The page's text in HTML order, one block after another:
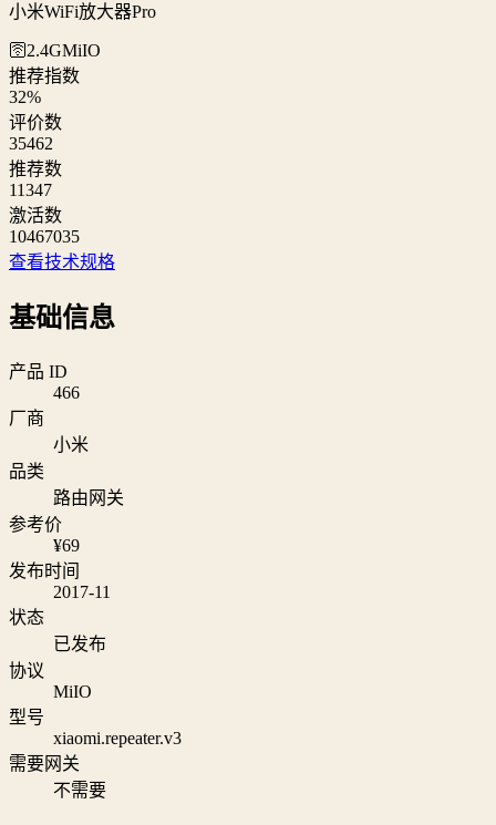
小米WiFi放大器Pro
🛜2.4GMiIO
推荐指数
32%
评价数
35462
推荐数
11347
激活数
10467035
查看技术规格
基础信息
产品 ID
466
厂商
小米
品类
路由网关
参考价
¥69
发布时间
2017-11
状态
已发布
协议
MiIO
型号
xiaomi.repeater.v3
需要网关
不需要